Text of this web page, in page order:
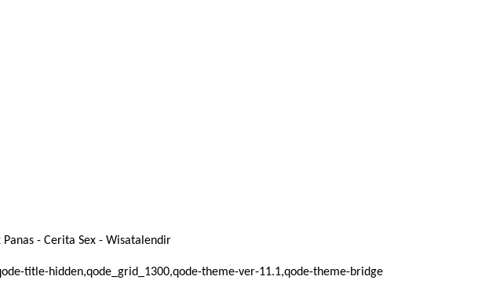
- Cerita Sex - Wisatalendir
title-hidden,qode_grid_1300,qode-theme-ver-11.1,qode-theme-bridge